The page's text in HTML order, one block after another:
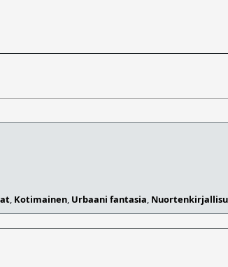
, Kotimainen, Urbaani fantasia,